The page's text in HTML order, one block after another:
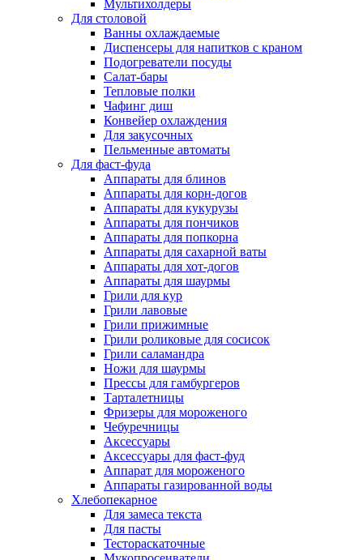
Мультихолдеры
Для столовой
Ванны охлаждаемые
Диспенсеры для напитков с краном
Подогреватели посуды
Салат-бары
Тепловые полки
Чафинг диш
Конвейер охлаждения
Для закусочных
Пельменные автоматы
Для фаст-фуда
Аппараты для блинов
Аппараты для корн-догов
Аппараты для кукурузы
Аппараты для пончиков
Аппараты для попкорна
Аппараты для сахарной ваты
Аппараты для хот-догов
Аппараты для шаурмы
Грили для кур
Грили лавовые
Грили прижимные
Грили роликовые для сосисок
Грили саламандра
Ножи для шаурмы
Прессы для гамбургеров
Тарталетницы
Фризеры для мороженого
Чебуречницы
Аксессуары
Аксессуары для фаст-фуд
Аппарат для мороженого
Аппараты газированной воды
Хлебопекарное
Для замеса текста
Для пасты
Тестораскаточные